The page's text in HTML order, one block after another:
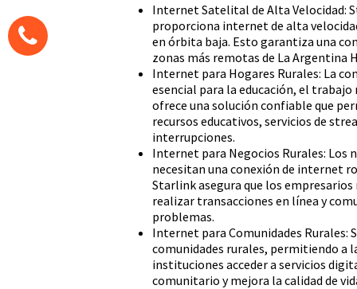
Internet Satelital de Alta Velocidad:
proporciona internet de alta
en órbita baja. Esto garantiza una
zonas más remotas de La Argentina
Internet para Hogares Rurales: La
esencial para la educación, el
ofrece una solución confiable que
recursos educativos, servicios de
interrupciones.
Internet para Negocios Rurales: Los
necesitan una conexión de internet
Starlink asegura que los
realizar transacciones en línea y
problemas.
Internet para Comunidades
comunidades rurales, permitiendo a
instituciones acceder a servicios
comunitario y mejora la calidad de